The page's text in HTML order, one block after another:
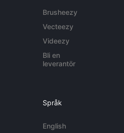
Brusheezy
Vecteezy
Videezy
Bli en
leverantör
Språk
English